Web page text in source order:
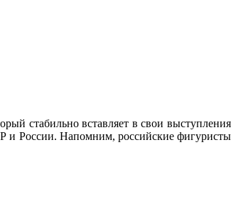
стабильно вставляет в свои выступления
и России. Напомним, российские фигуристы